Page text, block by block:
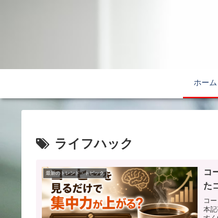
ホーム
ライフハック
最新のトレンド・トピック
コ
た
コ
本